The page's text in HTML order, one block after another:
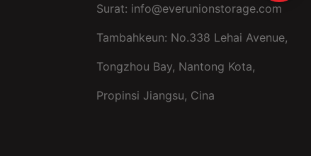
Surat: info@everunionstorage.com
Tambahkeun: No.338 Lehai Avenue,
Tongzhou Bay, Nantong Kota,
Propinsi Jiangsu, Cina